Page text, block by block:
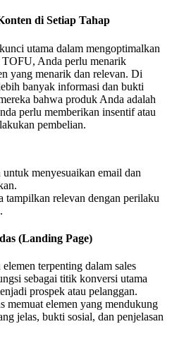
di Setiap Tahap
utama dalam mengoptimalkan
TOFU, Anda perlu menarik
yang menarik dan relevan. Di
banyak informasi dan bukti
bahwa produk Anda adalah
perlu memberikan insentif atau
pembelian.
menyesuaikan email dan
tampilkan relevan dengan perilaku
(Landing Page)
terpenting dalam sales
sebagai titik konversi utama
prospek atau pelanggan.
memuat elemen yang mendukung
jelas, bukti sosial, dan penjelasan